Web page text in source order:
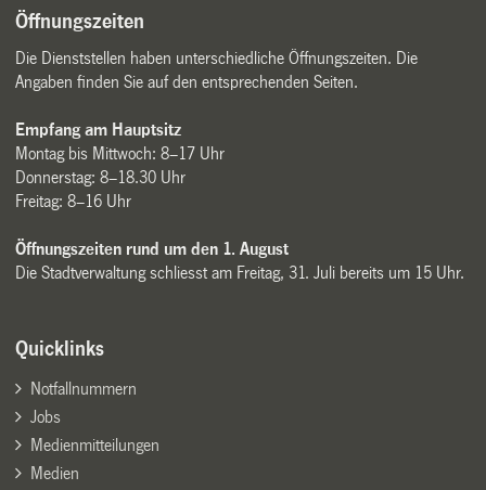
Öffnungszeiten
Die Dienststellen haben unterschiedliche Öffnungszeiten. Die
Angaben finden Sie auf den entsprechenden Seiten.
Empfang am Hauptsitz
Montag bis Mittwoch: 8–17 Uhr
Donnerstag: 8–18.30 Uhr
Freitag: 8–16 Uhr
Öffnungszeiten rund um den 1. August
Die Stadtverwaltung schliesst am Freitag, 31. Juli bereits um 15 Uhr.
Quicklinks
Notfallnummern
Jobs
Medienmitteilungen
Medien